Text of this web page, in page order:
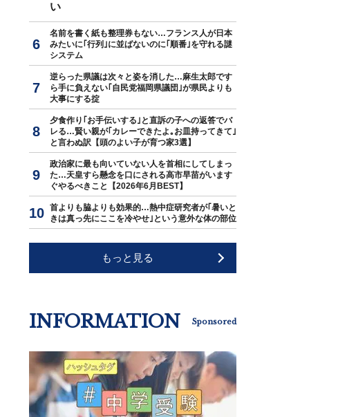
い
名前を書く紙も整理券もない…フランス人が日本
みたいに｢行列｣に並ばないのに｢順番｣を守れる謎
システム
逆らった県議は次々と姿を消した…麻生太郎です
ら手に負えない｢自民党福岡県議団｣が県民よりも
大事にする掟
夕食作り｢お手伝いする｣と直訴の子への返答でバ
レる…賢い親が｢カレーできたよ｡お皿持ってきて｣
と言わぬ訳【頭のよい子が育つ家3選】
政治家に最も向いていない人を首相にしてしまっ
た…天皇すら懸念を口にされる高市早苗がいます
ぐやるべきこと【2026年6月BEST】
首よりも脇よりも効果的…熱中症研究者が｢暑いと
きは真っ先にここを冷やせ｣という意外な体の部位
もっと見る
INFORMATION Sponsored